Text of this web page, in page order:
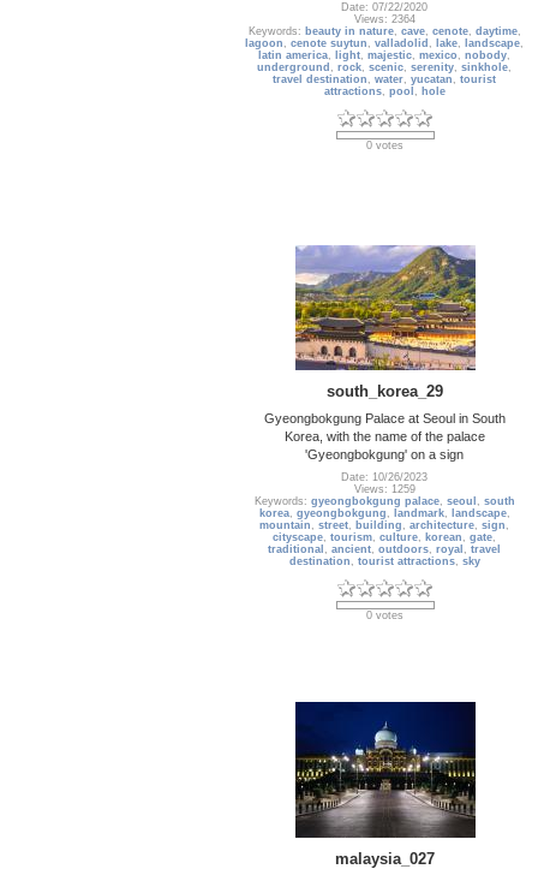
Date: 07/22/2020
Views: 2364
Keywords: beauty in nature, cave, cenote, daytime,
lagoon ,cenote suytun ,valladolid , lake, landscape,
latin america, light,majestic,mexico ,nobody,
underground ,rock,scenic,serenity,sinkhole,
travel destination ,water,yucatan ,tourist
attractions, pool , hole
0 votes
south_korea_29
Gyeongbokgung Palace at Seoul in South
Korea, with the name of the palace
'Gyeongbokgung' on a sign
Date: 10/26/2023
Views: 1259
Keywords: gyeongbokgung palace, seoul , south
korea, gyeongbokgung , landmark, landscape,
mountain ,street, building ,architecture,sign ,
cityscape,tourism,culture, korean ,gate,
traditional ,ancient,outdoors,royal ,travel
destination , tourist attractions, sky
0 votes
malaysia_027